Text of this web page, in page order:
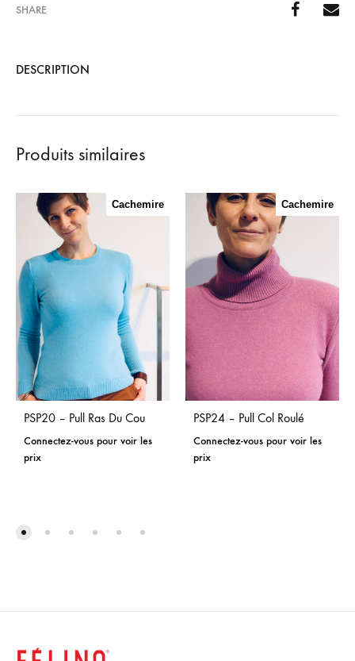
SHARE
DESCRIPTION
Produits similaires
Cachemire
PSP20 – Pull Ras Du Cou
Connectez-vous pour voir les
prix
Cachemire
PSP24 – Pull Col Roulé
Connectez-vous pour voir les
prix